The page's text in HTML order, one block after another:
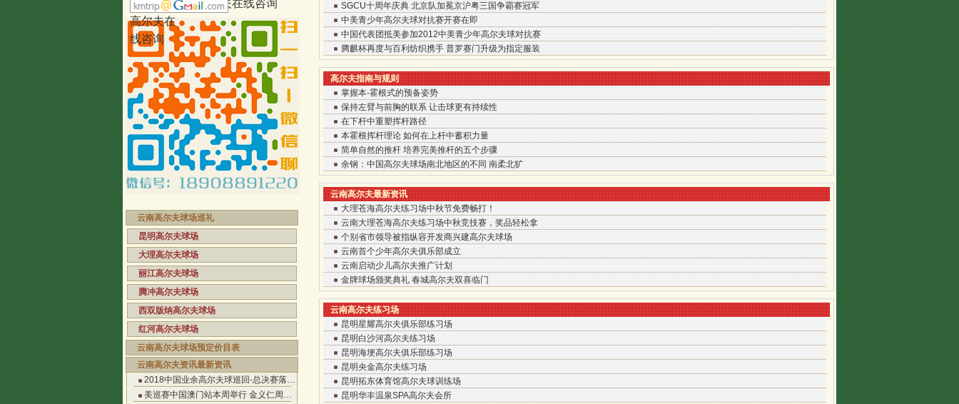
云南高尔夫球场巡礼
昆明高尔夫球场
大理高尔夫球场
丽江高尔夫球场
腾冲高尔夫球场
西双版纳高尔夫球场
红河高尔夫球场
云南高尔夫球场预定价目表
云南高尔夫资讯最新资讯
2018中国业余高尔夫球巡回-总决赛落…
美巡赛中国澳门站本周举行 金义仁周…
SGCU十周年庆典 北京队加冕京沪粤三国争霸赛冠军
中美青少年高尔夫球对抗赛开赛在即
中国代表团抵美参加2012中美青少年高尔夫球对抗赛
腾麒杯再度与百利纺织携手 普罗赛门升级为指定服装
高尔夫指南与规则
掌握本-霍根式的预备姿势
保持左臂与前胸的联系 让击球更有持续性
在下杆中重塑挥杆路径
本霍根挥杆理论 如何在上杆中蓄积力量
简单自然的推杆 培养完美推杆的五个步骤
余钢：中国高尔夫球场南北地区的不同 南柔北犷
云南高尔夫最新资讯
大理苍海高尔夫练习场中秋节免费畅打！
云南大理苍海高尔夫练习场中秋竞技赛，奖品轻松拿
个别省市领导被指纵容开发商兴建高尔夫球场
云南首个少年高尔夫俱乐部成立
云南启动少儿高尔夫推广计划
金牌球场颁奖典礼 春城高尔夫双喜临门
云南高尔夫练习场
昆明星耀高尔夫俱乐部练习场
昆明白沙河高尔夫练习场
昆明海埂高尔夫俱乐部练习场
昆明央金高尔夫练习场
昆明拓东体育馆高尔夫球训练场
昆明华丰温泉SPA高尔夫会所